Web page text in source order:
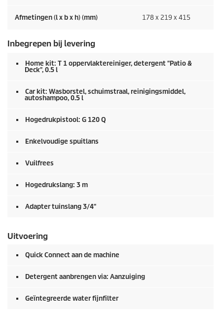
Afmetingen (l x b x h) (mm) 178 x 219 x 415
Inbegrepen bij levering
Home kit: T 1 oppervlaktereiniger, detergent "Patio &
Deck", 0.5 l
Car kit: Wasborstel, schuimstraal, reinigingsmiddel,
autoshampoo, 0.5 l
Hogedrukpistool: G 120 Q
Enkelvoudige spuitlans
Vuilfrees
Hogedrukslang: 3 m
Adapter tuinslang 3/4"
Uitvoering
Quick Connectaan de machine
Detergent aanbrengen via: Aanzuiging
Geïntegreerde water fijnfilter